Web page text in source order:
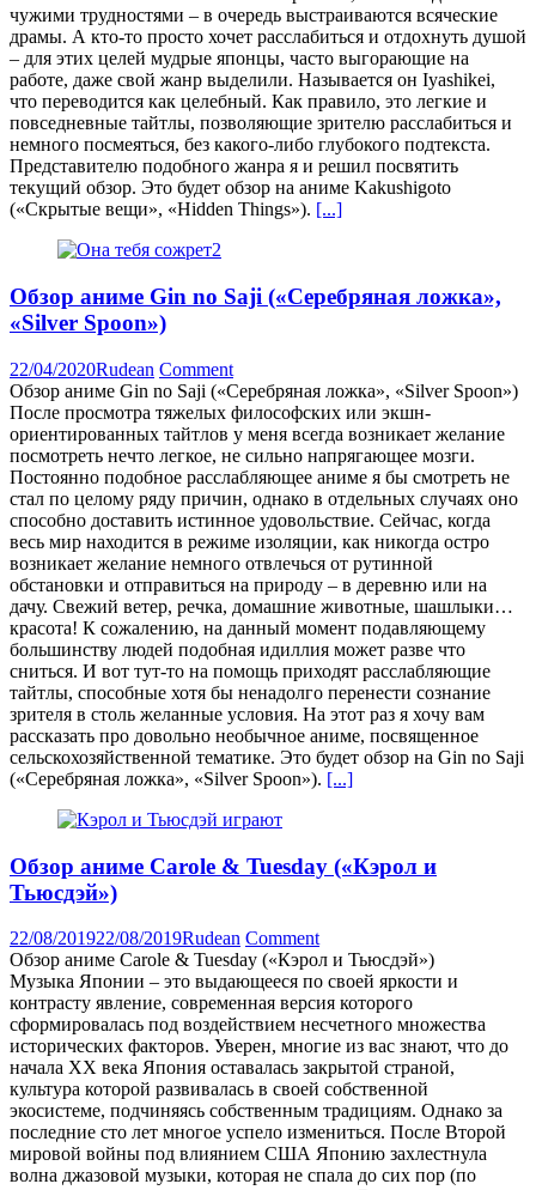
чужими трудностями – в очередь выстраиваются всяческие
драмы. А кто-то просто хочет расслабиться и отдохнуть душой
– для этих целей мудрые японцы, часто выгорающие на
работе, даже свой жанр выделили. Называется он Iyashikei,
что переводится как целебный. Как правило, это легкие и
повседневные тайтлы, позволяющие зрителю расслабиться и
немного посмеяться, без какого-либо глубокого подтекста.
Представителю подобного жанра я и решил посвятить
текущий обзор. Это будет обзор на аниме Kakushigoto
(«Скрытые вещи», «Hidden Things»). [...]
Обзор аниме Gin no Saji («Серебряная ложка»,
«Silver Spoon»)
22/04/2020Rudean Comment
Обзор аниме Gin no Saji («Серебряная ложка», «Silver Spoon»)
После просмотра тяжелых философских или экшн-
ориентированных тайтлов у меня всегда возникает желание
посмотреть нечто легкое, не сильно напрягающее мозги.
Постоянно подобное расслабляющее аниме я бы смотреть не
стал по целому ряду причин, однако в отдельных случаях оно
способно доставить истинное удовольствие. Сейчас, когда
весь мир находится в режиме изоляции, как никогда остро
возникает желание немного отвлечься от рутинной
обстановки и отправиться на природу – в деревню или на
дачу. Свежий ветер, речка, домашние животные, шашлыки…
красота! К сожалению, на данный момент подавляющему
большинству людей подобная идиллия может разве что
сниться. И вот тут-то на помощь приходят расслабляющие
тайтлы, способные хотя бы ненадолго перенести сознание
зрителя в столь желанные условия. На этот раз я хочу вам
рассказать про довольно необычное аниме, посвященное
сельскохозяйственной тематике. Это будет обзор на Gin no Saji
(«Серебряная ложка», «Silver Spoon»). [...]
Обзор аниме Carole & Tuesday («Кэрол и
Тьюсдэй»)
22/08/201922/08/2019Rudean Comment
Обзор аниме Carole & Tuesday («Кэрол и Тьюсдэй»)
Музыка Японии – это выдающееся по своей яркости и
контрасту явление, современная версия которого
сформировалась под воздействием несчетного множества
исторических факторов. Уверен, многие из вас знают, что до
начала ХХ века Япония оставалась закрытой страной,
культура которой развивалась в своей собственной
экосистеме, подчиняясь собственным традициям. Однако за
последние сто лет многое успело измениться. После Второй
мировой войны под влиянием США Японию захлестнула
волна джазовой музыки, которая не спала до сих пор (по